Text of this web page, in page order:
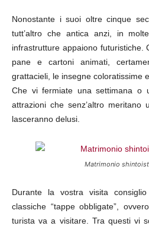
Nonostante i suoi oltre cinque
tutt’altro che antica anzi, in
infrastrutture appaiono futuristiche.
pane e cartoni animati,
grattacieli, le insegne coloratissime
Che vi fermiate una settimana o
attrazioni che senz’altro
lasceranno delusi.
Matrimonio
Durante la vostra visita
classiche “tappe obbligate”,
turista va a visitare. Tra questi vi